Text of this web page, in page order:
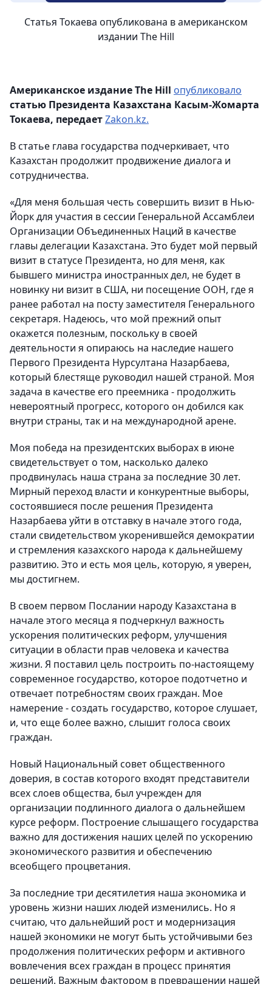
Статья Токаева опубликована в американском
издании The Hill
Американское издание The Hill опубликовало
статью Президента Казахстана Касым-Жомарта
Токаева, передаетZakon.kz.
В статье глава государства подчеркивает, что
Казахстан продолжит продвижение диалога и
сотрудничества.
«Для меня большая честь совершить визит в Нью-
Йорк для участия в сессии Генеральной Ассамблеи
Организации Объединенных Наций в качестве
главы делегации Казахстана. Это будет мой первый
визит в статусе Президента, но для меня, как
бывшего министра иностранных дел, не будет в
новинку ни визит в США, ни посещение ООН, где я
ранее работал на посту заместителя Генерального
секретаря. Надеюсь, что мой прежний опыт
окажется полезным, поскольку в своей
деятельности я опираюсь на наследие нашего
Первого Президента Нурсултана Назарбаева,
который блестяще руководил нашей страной. Моя
задача в качестве его преемника - продолжить
невероятный прогресс, которого он добился как
внутри страны, так и на международной арене.
Моя победа на президентских выборах в июне
свидетельствует о том, насколько далеко
продвинулась наша страна за последние 30 лет.
Мирный переход власти и конкурентные выборы,
состоявшиеся после решения Президента
Назарбаева уйти в отставку в начале этого года,
стали свидетельством укоренившейся демократии
и стремления казахского народа к дальнейшему
развитию. Это и есть моя цель, которую, я уверен,
мы достигнем.
В своем первом Послании народу Казахстана в
начале этого месяца я подчеркнул важность
ускорения политических реформ, улучшения
ситуации в области прав человека и качества
жизни. Я поставил цель построить по-настоящему
современное государство, которое подотчетно и
отвечает потребностям своих граждан. Мое
намерение - создать государство, которое слушает,
и, что еще более важно, слышит голоса своих
граждан.
Новый Национальный совет общественного
доверия, в состав которого входят представители
всех слоев общества, был учрежден для
организации подлинного диалога о дальнейшем
курсе реформ. Построение слышащего государства
важно для достижения наших целей по ускорению
экономического развития и обеспечению
всеобщего процветания.
За последние три десятилетия наша экономика и
уровень жизни наших людей изменились. Но я
считаю, что дальнейший рост и модернизация
нашей экономики не могут быть устойчивыми без
продолжения политических реформ и активного
вовлечения всех граждан в процесс принятия
решений. Важным фактором в превращении нашей